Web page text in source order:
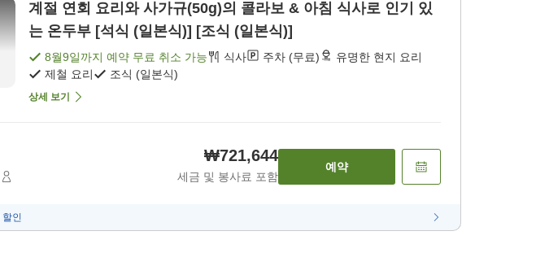
계절 연회 요리와 사가규(50g)의 콜라보 & 아침 식사로 인기 있
는 온두부 [석식 (일본식)] [조식 (일본식)]
8월9일까지 예약 무료 취소 가능 식사 주차 (무료)
유명한 현지 요리
제철 요리
조식 (일본식)
상세 보기
₩721,644
세금 및 봉사료 포함
예약
할인